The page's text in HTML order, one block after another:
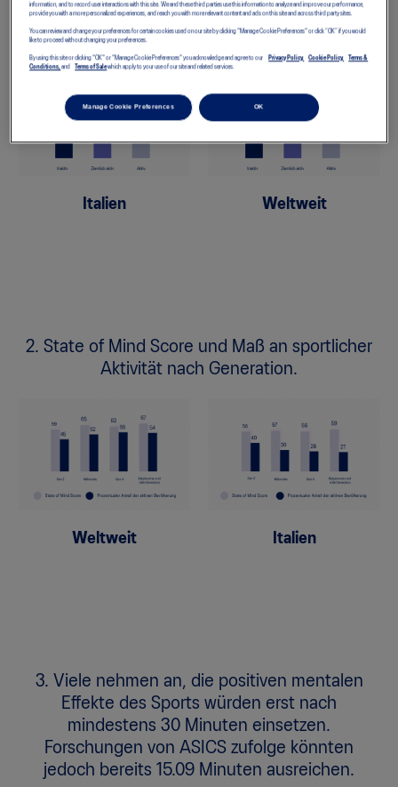
1. State of Mind Score in Abhängigkeit von
sportlicher Aktivität.
Italien Weltweit
2. State of Mind Score und Maß an sportlicher
Aktivität nach Generation.
Weltweit Italien
3. Viele nehmen an, die positiven mentalen
Effekte des Sports würden erst nach
mindestens 30 Minuten einsetzen.
Forschungen von ASICS zufolge könnten
jedoch bereits 15.09 Minuten ausreichen.
information, and to record user interactions with this site. We and these third parties use this information to analyze and improve our performance,
provide you with a more personalized experiences, and reach you with more relevant content and ads on this site and across third party sites.
You can review and change your preferences for certain cookies used on our site by clicking "Manage Cookie Preferences" or click “OK” if you would
like to proceed without changing your preferences.
By using this site or clicking "OK" or "Manage Cookie Preferences" you acknowledge and agree to our Privacy Policy, Cookie Policy,
Terms &
Conditions,and Terms of Salewhich apply to your use of our site and related services.
Manage Cookie Preferences OK